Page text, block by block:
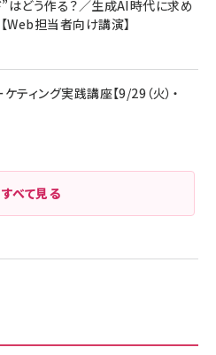
はどう作る？／生成AI時代に求め
Web担当者向け講演】
ィング実践講座【9/29（火）・
すべて見る